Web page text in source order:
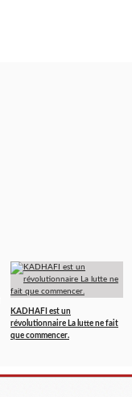
KADHAFI est un
révolutionnaire La lutte ne fait
que commencer.